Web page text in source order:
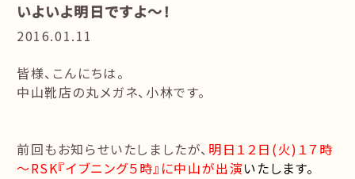
いよいよ明日ですよ～！
2016.01.11
皆様、こんにちは。
中山靴店の丸メガネ、小林です。
前回もお知らせいたしましたが、 明日１２日(火)１７時
～RSK『イブニング５時』 に中山が出演いたします。